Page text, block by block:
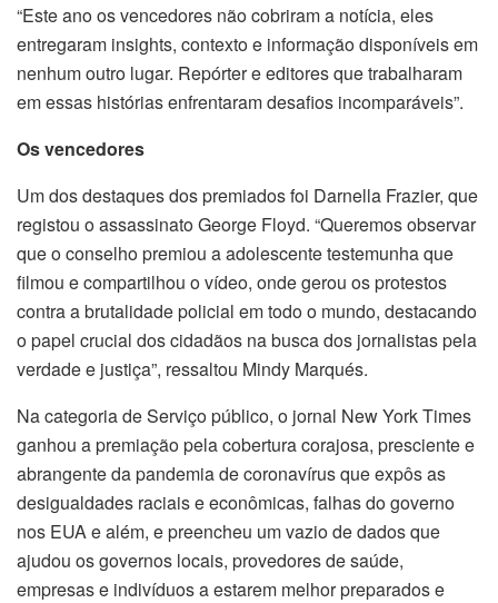
“Este ano os vencedores não cobriram a notícia, eles
entregaram insights, contexto e informação disponíveis em
nenhum outro lugar. Repórter e editores que trabalharam
em essas histórias enfrentaram desafios incomparáveis”.
Os vencedores
Um dos destaques dos premiados foi Darnella Frazier, que
registou o assassinato George Floyd. “Queremos observar
que o conselho premiou a adolescente testemunha que
filmou e compartilhou o vídeo, onde gerou os protestos
contra a brutalidade policial em todo o mundo, destacando
o papel crucial dos cidadãos na busca dos jornalistas pela
verdade e justiça”, ressaltou Mindy Marqués.
Na categoria de Serviço público, o jornal New York Times
ganhou a premiação pela cobertura corajosa, presciente e
abrangente da pandemia de coronavírus que expôs as
desigualdades raciais e econômicas, falhas do governo
nos EUA e além, e preencheu um vazio de dados que
ajudou os governos locais, provedores de saúde,
empresas e indivíduos a estarem melhor preparados e